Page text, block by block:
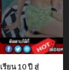
รียน 10 ปี สู่